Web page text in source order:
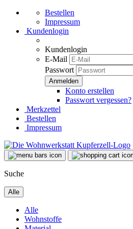
Bestellen
Impressum
Kundenlogin
Kundenlogin
E-Mail
Passwort
Konto erstellen
Passwort vergessen?
Merkzettel
Bestellen
Impressum
Suche
Alle
Alle
Wohnstoffe